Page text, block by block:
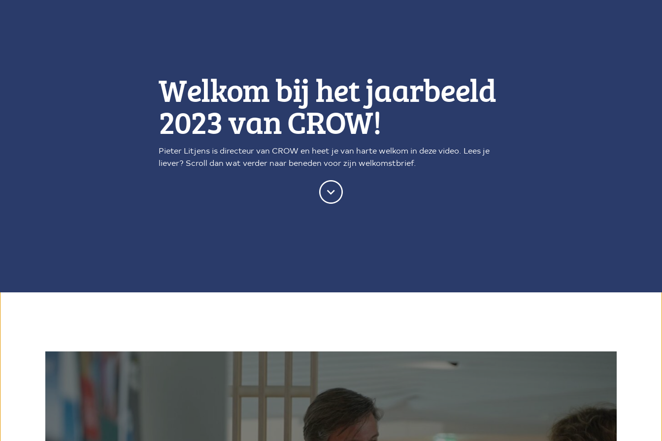
Welkom bij het jaarbeeld
2023 van CROW!
Pieter Litjens is directeur van CROW en heet je van harte welkom in deze video. Lees je
liever? Scroll dan wat verder naar beneden voor zijn welkomstbrief.